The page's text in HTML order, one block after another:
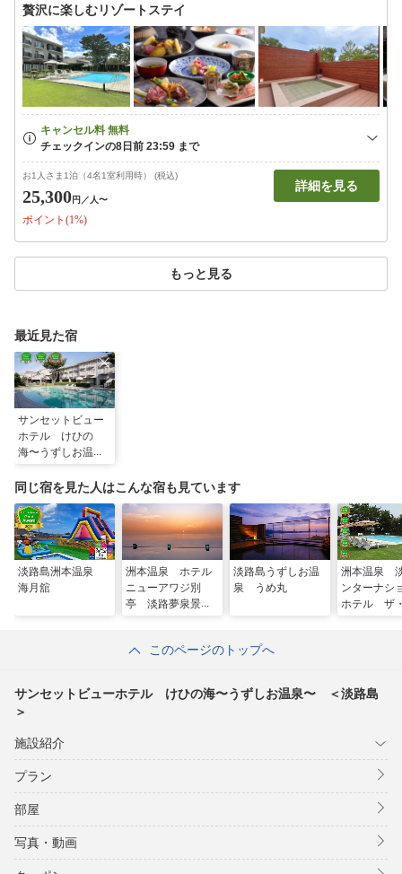
贅沢に楽しむリゾートステイ
お1人さま1泊（4名1室利用時） (税込)
25,300円 ／人〜
ポイント(1%)
詳細を見る
もっと見る
最近見た宿
サンセットビュー
ホテル けひの
海〜うずしお温
同じ宿を見た人はこんな宿も見ています
淡路島洲本温泉
海月舘
洲本温泉 ホテル
ニューアワジ別
亭 淡路夢泉景
淡路島うずしお温
泉 うめ丸
洲本温泉
ンターナシ
ホテル ザ
このページのトップへ
サンセットビューホテル けひの海〜うずしお温泉〜 ＜淡路島
＞
施設紹介
プラン
部屋
写真・動画